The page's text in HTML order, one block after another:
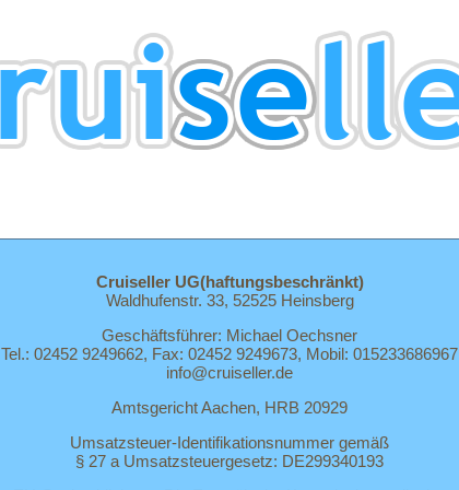
Cruiseller UG(haftungsbeschränkt)
Waldhufenstr. 33, 52525 Heinsberg
Geschäftsführer: Michael Oechsner
Tel.: 02452 9249662, Fax: 02452 9249673, Mobil: 015233686967
info@cruiseller.de
Amtsgericht Aachen, HRB 20929
Umsatzsteuer-Identifikationsnummer gemäß
§ 27 a Umsatzsteuergesetz: DE299340193